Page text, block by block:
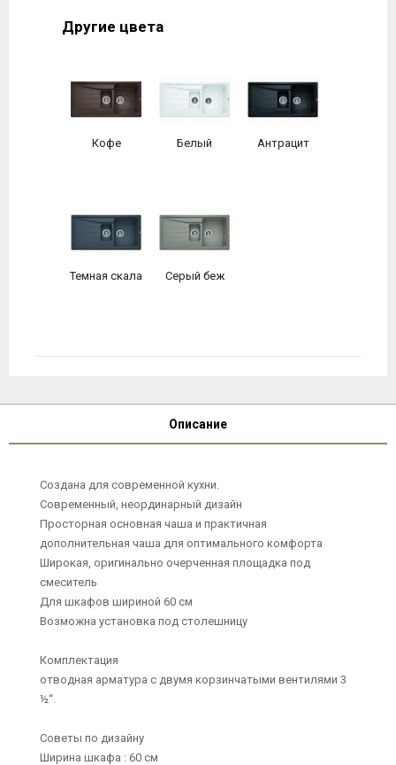
Другие цвета
Кофе Белый Антрацит
Темная скала Серый беж
Описание
Создана для современной кухни.
Современный, неординарный дизайн
Просторная основная чаша и практичная
дополнительная чаша для оптимального комфорта
Широкая, оригинально очерченная площадка под
смеситель
Для шкафов шириной 60 см
Возможна установка под столешницу
Комплектация
отводная арматура с двумя корзинчатыми вентилями 3
½“.
Советы по дизайну
Ширина шкафа : 60 см